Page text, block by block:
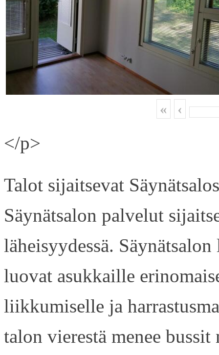
« ‹
</p>
Talot sijaitsevat
Säynätsalon palvelut
läheisyydessä.
luovat asukkaille
liikkumiselle ja
talon vierestä menee